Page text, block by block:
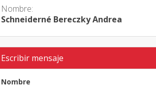
Nombre:
Schneiderné Bereczky Andrea
Escribir mensaje
Nombre